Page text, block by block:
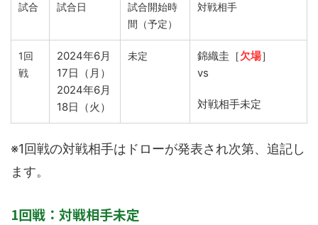
試合 試合日
試合開始時
間（予定）
対戦相手
1回
戦
2024年6月
17日（月）
2024年6月
18日（火）
未定 錦織圭［欠場］
vs
対戦相手未定
※1回戦の対戦相手はドローが発表され次第、追記し
ます。
1回戦：対戦相手未定